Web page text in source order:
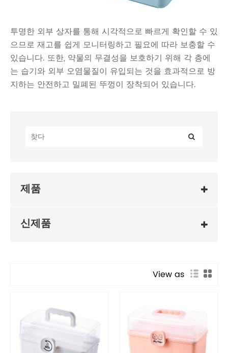
투명한 외부 상자를 통해 시각적으로 빠르게 확인할 수 있
으므로 재고를 쉽게 모니터링하고 필요에 따라 보충할 수
있습니다. 또한, 약물의 무결성을 보호하기 위해 각 층에
는 습기와 외부 오염물질이 유입되는 것을 효과적으로 방
지하는 안전하고 밀폐된 뚜껑이 장착되어 있습니다.
제품
신제품
View as